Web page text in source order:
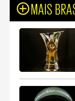
MAIS